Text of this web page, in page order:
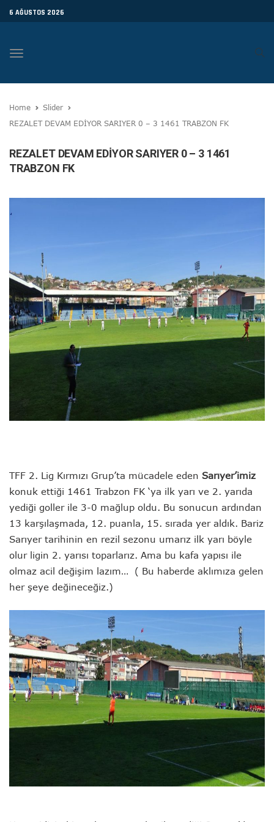
6 AĞUSTOS 2026
Toggle
Home
Slider
REZALET DEVAM EDİYOR SARIYER 0 – 3 1461 TRABZON FK
REZALET DEVAM EDİYOR SARIYER 0 – 3 1461
TRABZON FK
TFF 2. Lig Kırmızı Grup’ta mücadele eden Sarıyer’imiz
konuk ettiği 1461 Trabzon FK ‘ya ilk yarı ve 2. yarıda
yediği goller ile 3-0 mağlup oldu. Bu sonucun ardından
13 karşılaşmada, 12. puanla, 15. sırada yer aldık. Bariz
Sarıyer tarihinin en rezil sezonu umarız ilk yarı böyle
olur ligin 2. yarısı toparlarız. Ama bu kafa yapısı ile
olmaz acil değişim lazım… ( Bu haberde aklımıza gelen
her şeye değineceğiz.)